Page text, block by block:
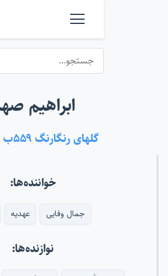
ابراهیم
گلهای رنگارنگ ۵۵۹ب - ماهور
خواننده‌ها:
جمال وفایی عهدیه
نوازنده‌ها: